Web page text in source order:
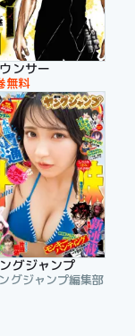
ンサー
無料
グジャンプ
グジャンプ編集部